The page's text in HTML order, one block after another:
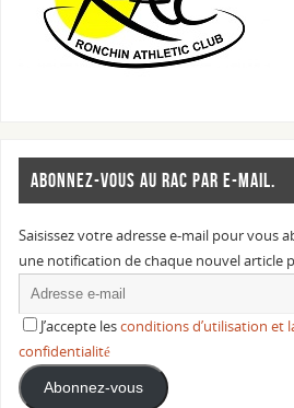
ABONNEZ-VOUS AU RAC PAR E-MAIL.
Saisissez votre adresse e-mail pour vous
une notification de chaque nouvel article
J’accepte lesconditions d’utilisation et
confidentialité
Abonnez-vous